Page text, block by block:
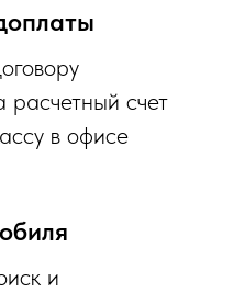
расчетный счет
в офисе
и